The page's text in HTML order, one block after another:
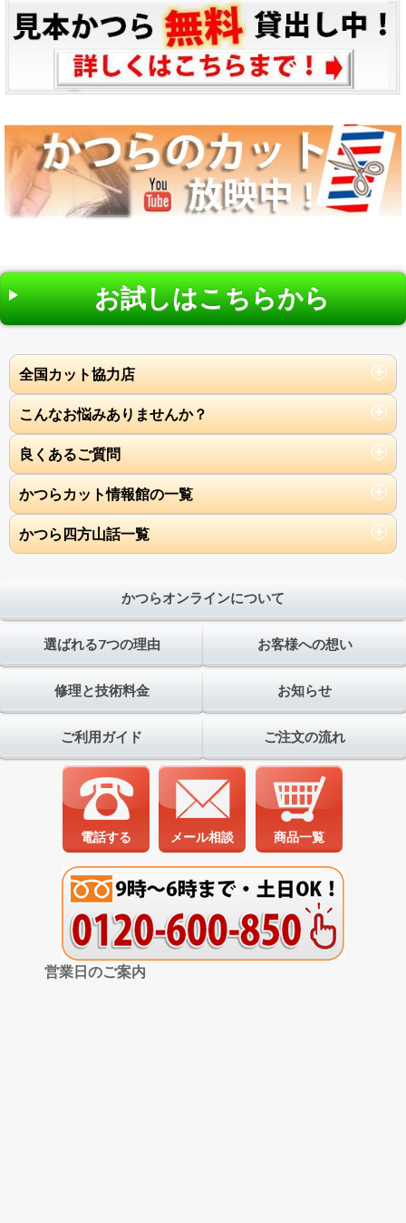
お試しはこちらから
全国カット協力店
こんなお悩みありませんか？
良くあるご質問
かつらカット情報館の一覧
かつら四方山話一覧
かつらオンラインについて
選ばれる7つの理由 お客様への想い
修理と技術料金 お知らせ
ご利用ガイド ご注文の流れ
電話する メール相談 商品一覧
営業日のご案内